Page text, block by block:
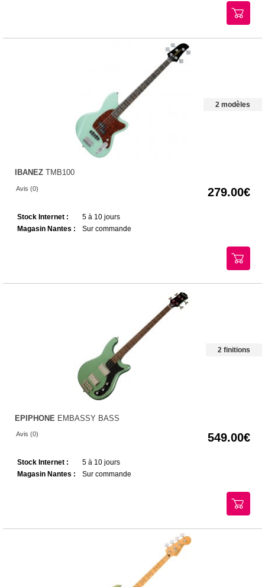
2 modèles
IBANEZ TMB100
Avis (0) 279.00
Stock Internet :
5 à 10 jours
Magasin Nantes :
Sur commande
2 finitions
EPIPHONE EMBASSY BASS
Avis (0) 549.00
Stock Internet :
5 à 10 jours
Magasin Nantes :
Sur commande